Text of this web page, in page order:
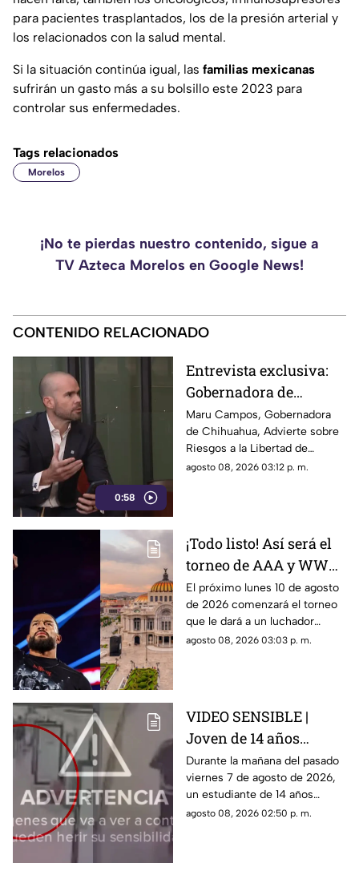
para pacientes trasplantados, los de la presión arterial y
los relacionados con la salud mental.
Si la situación continúa igual, las familias mexicanas
sufrirán un gasto más a su bolsillo este 2023 para
controlar sus enfermedades.
Tags relacionados
Morelos
¡No te pierdas nuestro contenido, sigue a
TV Azteca Morelos en Google News!
CONTENIDO RELACIONADO
0:58
Entrevista exclusiva:
Gobernadora de
Chihuahua advierte
sobre riesgos a la
libertad de expresión
Maru Campos, Gobernadora
de Chihuahua, Advierte sobre
Riesgos a la Libertad de
Expresión.
agosto 08, 2026 03:12 p. m.
¡Todo listo! Así será el
torneo de AAA y WWE
para ser el
contendiente número 1
por el cinturón de
Roman Reigns en
El próximo lunes 10 de agosto
de 2026 comenzará el torneo
que le dará a un luchador
mexicano la oportunidad de
agosto 08, 2026 03:03 p. m.
VIDEO SENSIBLE |
Joven de 14 años
realiza un tiroteo
dentro de una escuela;
Reportan nueve
fallecidos, entre ellos
Durante la mañana del pasado
viernes 7 de agosto de 2026,
un estudiante de 14 años
realizó un tirpteo dentro de
agosto 08, 2026 02:50 p. m.